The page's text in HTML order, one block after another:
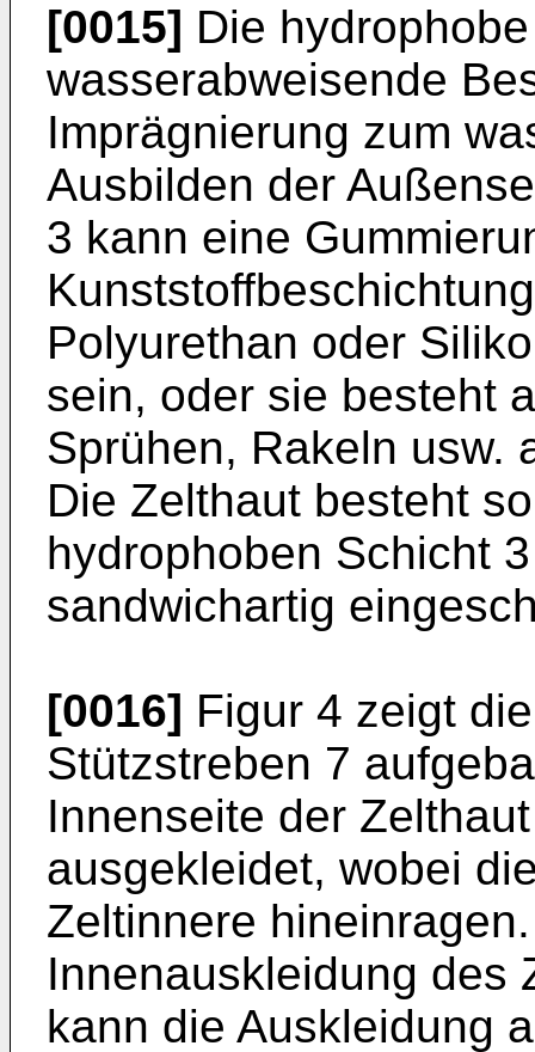
[0015] Die
wasserabweisende
Imprägnierung zum
Ausbilden der
3 kann eine
Polyurethan oder
sein, oder sie besteht
Sprühen, Rakeln usw.
Die Zelthaut besteht
hydro­phoben Schicht
sandwichartig
[0016] Figur 4 zeigt
Stützstreben 7
Innenseite der
ausgekleidet, wobei
Zeltinnere
Innenauskleidung des
kann die Auskleidung